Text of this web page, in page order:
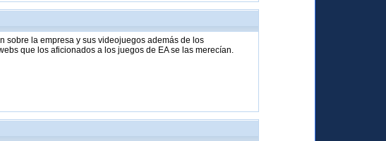
sobre la empresa y sus videojuegos además de los
que los aficionados a los juegos de EA se las merecían.